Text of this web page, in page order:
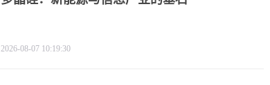
2026-08-07 10:19:30